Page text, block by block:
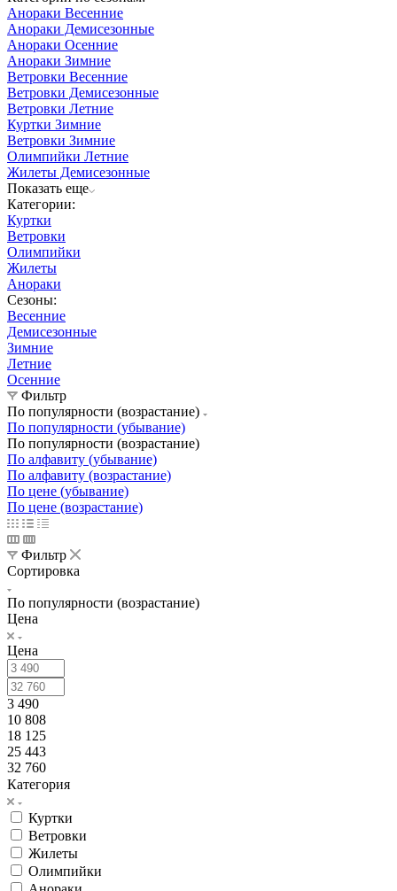
Анораки Весенние
Анораки Демисезонные
Анораки Осенние
Анораки Зимние
Ветровки Весенние
Ветровки Демисезонные
Ветровки Летние
Куртки Зимние
Ветровки Зимние
Олимпийки Летние
Жилеты Демисезонные
Показать еще
Категории:
Куртки
Ветровки
Олимпийки
Жилеты
Анораки
Сезоны:
Весенние
Демисезонные
Зимние
Летние
Осенние
Фильтр
По популярности (возрастание)
По популярности (убывание)
По популярности (возрастание)
По алфавиту (убывание)
По алфавиту (возрастание)
По цене (убывание)
По цене (возрастание)
Фильтр
Сортировка
По популярности (возрастание)
Цена
Цена
3 490
10 808
18 125
25 443
32 760
Категория
Куртки
Ветровки
Жилеты
Олимпийки